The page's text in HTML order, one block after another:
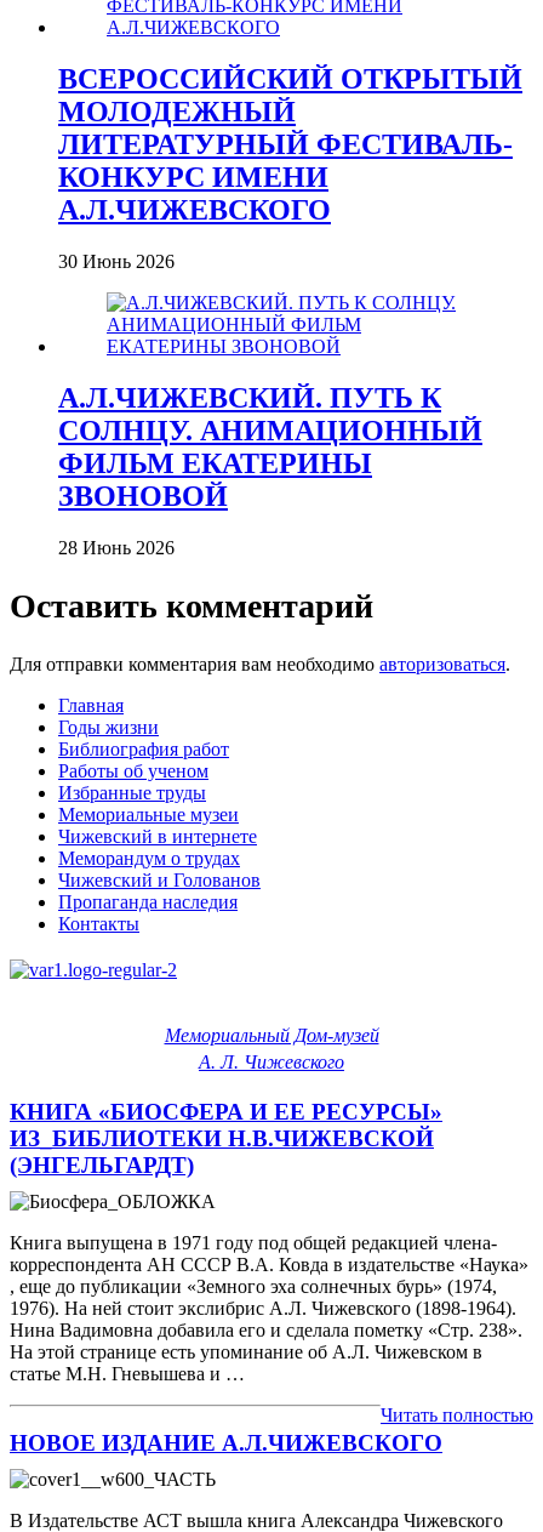
ВСЕРОССИЙСКИЙ ОТКРЫТЫЙ
МОЛОДЕЖНЫЙ
ЛИТЕРАТУРНЫЙ ФЕСТИВАЛЬ-
КОНКУРС ИМЕНИ
А.Л.ЧИЖЕВСКОГО
30 Июнь 2026
А.Л.ЧИЖЕВСКИЙ. ПУТЬ К
СОЛНЦУ. АНИМАЦИОННЫЙ
ФИЛЬМ ЕКАТЕРИНЫ
ЗВОНОВОЙ
28 Июнь 2026
Оставить комментарий
Для отправки комментария вам необходимо авторизоваться.
Главная
Годы жизни
Библиография работ
Работы об ученом
Избранные труды
Мемориальные музеи
Чижевский в интернете
Меморандум о трудах
Чижевский и Голованов
Пропаганда наследия
Контакты
Мемориальный Дом-музей
А. Л. Чижевского
КНИГА «БИОСФЕРА И ЕЕ РЕСУРСЫ»
ИЗ_БИБЛИОТЕКИ Н.В.ЧИЖЕВСКОЙ
(ЭНГЕЛЬГАРДТ)
Книга выпущена в 1971 году под общей редакцией члена-
корреспондента АН СССР В.А. Ковда в издательстве «Наука»
, еще до публикации «Земного эха солнечных бурь» (1974,
1976). На ней стоит экслибрис А.Л. Чижевского (1898-1964).
Нина Вадимовна добавила его и сделала пометку «Стр. 238».
На этой странице есть упоминание об А.Л. Чижевском в
статье М.Н. Гневышева и …
Читать полностью
НОВОЕ ИЗДАНИЕ А.Л.ЧИЖЕВСКОГО
В Издательстве АСТ вышла книга Александра Чижевского